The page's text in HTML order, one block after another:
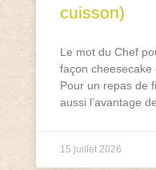
cuisson)
Le mot du Chef
façon
Pour un repas de
aussi l’avantage
15 juillet 2026